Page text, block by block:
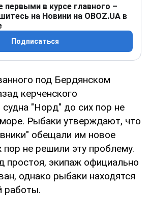
первыми в курсе главного –
на Новини на OBOZ.UA в
Подписаться
под Бердянском
керченского
"Норд" до сих пор не
Рыбаки утверждают, что
обещали им новое
пор не решили эту проблему.
простоя, экипаж официально
однако рыбаки находятся
работы.